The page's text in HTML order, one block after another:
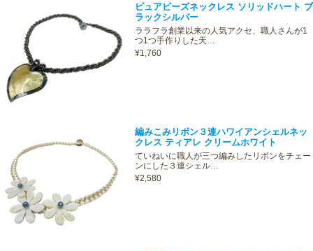
ピュアビーズネックレス ソリッドハート ブ
ラックシルバー
ララフラ創業以来の人気アクセ、職人さんが1
つ1つ手作りした天…
¥1,760
編みこみリボン３連ハワイアンシェルネッ
クレス ティアレ クリームホワイト
ていねいに職人が三つ編みしたリボンをチェー
ンにした３連シェル…
¥2,580